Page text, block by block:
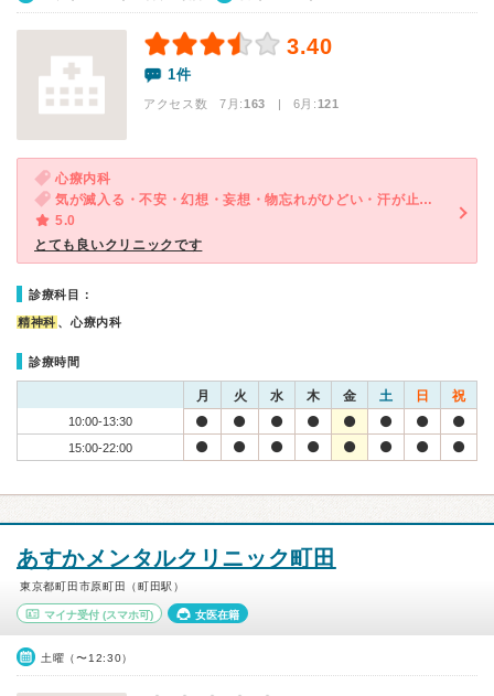
3.40
1件
アクセス数 7月:163 | 6月:121
心療内科
気が滅入る・不安・幻想・妄想・物忘れがひどい・汗が止まらない・多汗・体重増加
5.0
とても良いクリニックです
診療科目：
精神科 、心療内科
診療時間
月 火 水 木 金 土 日 祝
10:00-13:30
15:00-22:00
あすかメンタルクリニック町田
東京都町田市原町田（町田駅）
マイナ受付 (スマホ可) 女医在籍
土曜（〜12:30）